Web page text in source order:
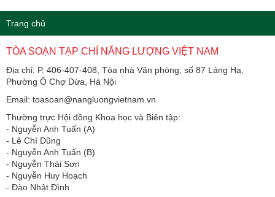
Trang chủ
TÒA SOẠN TẠP CHÍ NĂNG LƯỢNG VIỆT NAM
Địa chỉ: P. 406-407-408, Tòa nhà Văn phòng, số 87 Láng Hạ,
Phường Ô Chợ Dừa, Hà Nội
Email: toasoan@nangluongvietnam.vn
Thường trực Hội đồng Khoa học và Biên tập:
​​​​​​- Nguyễn Anh Tuấn (A)
- Lê Chí Dũng
- Nguyễn Anh Tuấn (B)
- Nguyễn Thái Sơn
- Nguyễn Huy Hoạch
- Đào Nhật Đình